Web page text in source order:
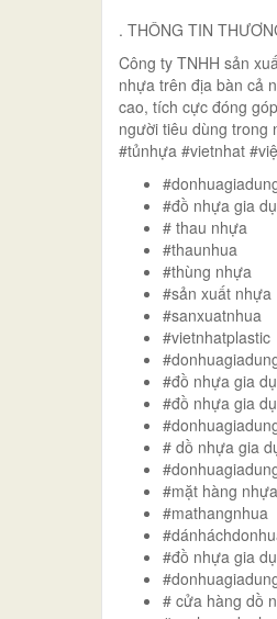
. THÔNG TIN
Công ty TNHH sản
nhựa trên địa bàn cả
cao, tích cực đóng
người tiêu dùng trong
#tủnhựa #vietnhat
#đồ nhựa gia
# thau nhựa
#thaunhua
#thùng nhựa
#sản xuất nhựa
#sanxuatnhua
#vietnhatplastic
#đồ nhựa gia
#đồ nhựa gia
# dồ nhựa gia
#mặt hàng nhựa
#mathangnhua
#đồ nhựa gia
# cửa hàng dồ